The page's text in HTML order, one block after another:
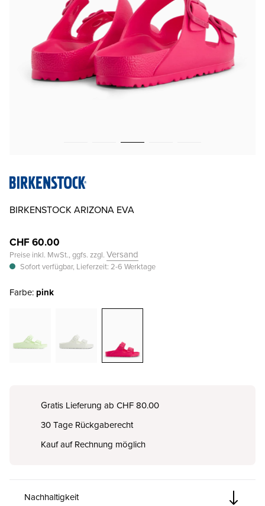
BIRKENSTOCK ARIZONA EVA
CHF 60.00
Preise inkl. MwSt., ggfs. zzgl. Versand
Sofort verfügbar, Lieferzeit: 2-6 Werktage
Farbe: pink
Gratis Lieferung ab CHF 80.00
30 Tage Rückgaberecht
Kauf auf Rechnung möglich
Nachhaltigkeit